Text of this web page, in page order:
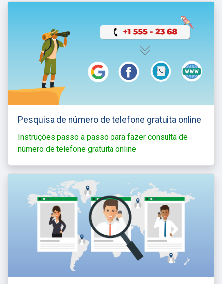
Pesquisa de número de telefone gratuita online
Instruções passo a passo para fazer consulta de
número de telefone gratuita online